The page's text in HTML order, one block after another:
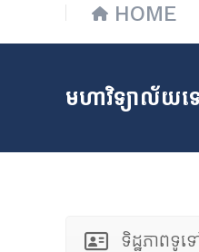
HOME
មហាវិទ្យាល័យ
ទិដ្ឋភាពទូទៅ